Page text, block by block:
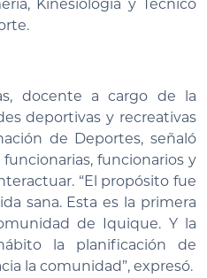
Kinesiología y Técnico
docente a cargo de la
deportivas y recreativas
de Deportes, señaló
funcionarios y
“El propósito fue
sana. Esta es la primera
de Iquique. Y la
la planificación de
la comunidad”, expresó.